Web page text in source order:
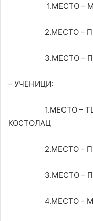
1.МЕСТО –
2.МЕСТО –
3.МЕСТО –
– УЧЕНИЦИ:
1.МЕСТО –
КОСТОЛАЦ
2.МЕСТО –
3.МЕСТО –
4.МЕСТО –